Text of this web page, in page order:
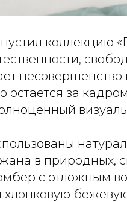
коллекцию
несовершенство
остается за
в природных,
с отложным
хлопковую